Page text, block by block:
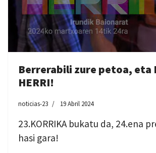
Berrerabili zure petoa, eta
HERRI!
noticias-23 19 Abril 2024
23.KORRIKA bukatu da, 24.ena
hasi gara!